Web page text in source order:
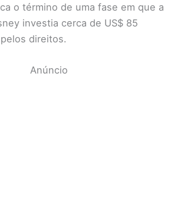
o término de uma fase em que a
investia cerca de US$ 85
direitos.
Anúncio